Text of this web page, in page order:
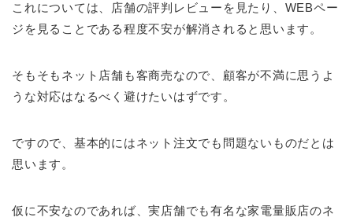
これについては、店舗の評判レビューを見たり、WEBペー
ジを見ることである程度不安が解消されると思います。
そもそもネット店舗も客商売なので、顧客が不満に思うよ
うな対応はなるべく避けたいはずです。
ですので、基本的にはネット注文でも問題ないものだとは
思います。
仮に不安なのであれば、実店舗でも有名な家電量販店のネ